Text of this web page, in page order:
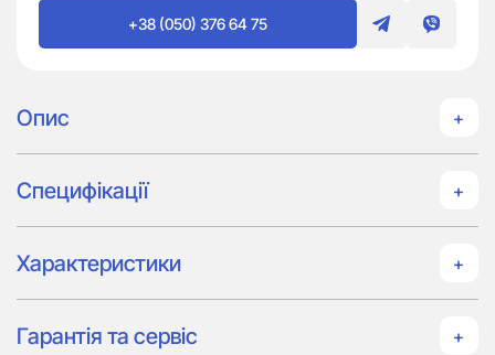
+38 (050) 376 64 75
Опис
Специфікації
Характеристики
Гарантія та сервіс